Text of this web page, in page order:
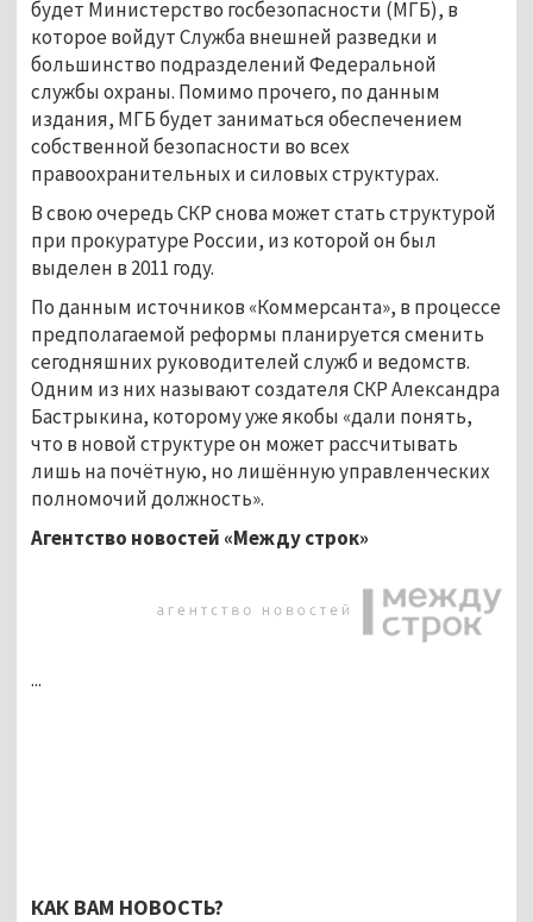
будет Министерство госбезопасности (МГБ), в
которое войдут Служба внешней разведки и
большинство подразделений Федеральной
службы охраны. Помимо прочего, по данным
издания, МГБ будет заниматься обеспечением
собственной безопасности во всех
правоохранительных и силовых структурах.
В свою очередь СКР снова может стать структурой
при прокуратуре России, из которой он был
выделен в 2011 году.
По данным источников «Коммерсанта», в процессе
предполагаемой реформы планируется сменить
сегодняшних руководителей служб и ведомств.
Одним из них называют создателя СКР Александра
Бастрыкина, которому уже якобы «дали понять,
что в новой структуре он может рассчитывать
лишь на почётную, но лишённую управленческих
полномочий должность».
Агентство новостей «Между строк»
...
КАК ВАМ НОВОСТЬ?